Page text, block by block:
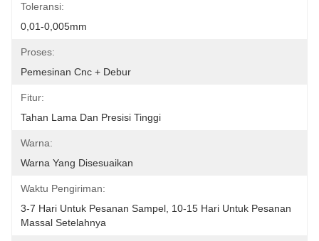
Toleransi:
0,01-0,005mm
Proses:
Pemesinan Cnc + Debur
Fitur:
Tahan Lama Dan Presisi Tinggi
Warna:
Warna Yang Disesuaikan
Waktu Pengiriman:
3-7 Hari Untuk Pesanan Sampel, 10-15 Hari Untuk Pesanan
Massal Setelahnya